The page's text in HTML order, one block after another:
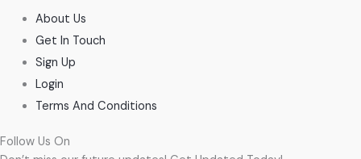
About Us
Get In Touch
Sign Up
Login
Terms And Conditions
Follow Us On